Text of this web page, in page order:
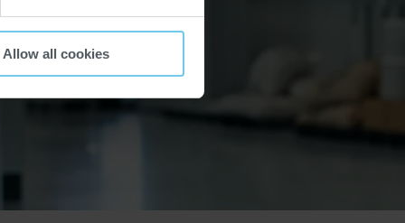
Allow all cookies